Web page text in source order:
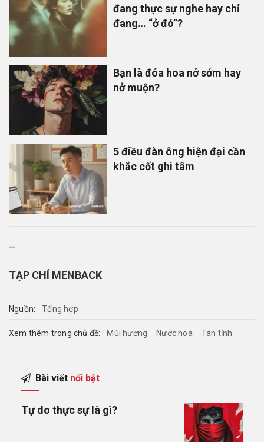
đang thực sự nghe hay chỉ
đang… “ở đó”?
Bạn là đóa hoa nở sớm hay
nở muộn?
5 điều đàn ông hiện đại cần
khắc cốt ghi tâm
–
TẠP CHÍ MENBACK
Nguồn: Tổng hợp
Xem thêm trong chủ đề: Mùi hương Nước hoa Tán tỉnh
Bài viết nổi bật
Tự do thực sự là gì?